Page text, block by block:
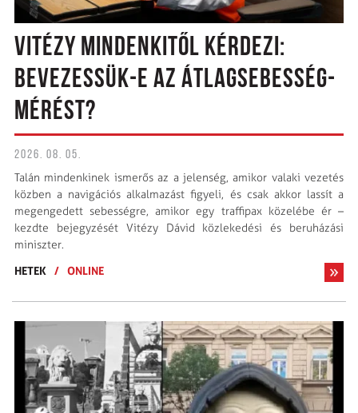
VITÉZY MINDENKITŐL KÉRDEZI:
BEVEZESSÜK-E AZ ÁTLAGSEBESSÉG-
MÉRÉST?
2026. 08. 05.
Talán mindenkinek ismerős az a jelenség, amikor valaki vezetés
közben a navigációs alkalmazást figyeli, és csak akkor lassít a
megengedett sebességre, amikor egy traffipax közelébe ér –
kezdte bejegyzését Vitézy Dávid közlekedési és beruházási
miniszter.
HETEK
/ ONLINE